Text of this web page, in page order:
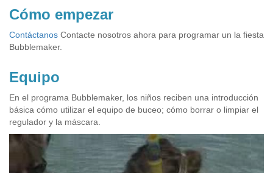
Cómo empezar
Contáctanos Contacte nosotros ahora para programar un la fiesta
Bubblemaker.
Equipo
En el programa Bubblemaker, los niños reciben una introducción
básica cómo utilizar el equipo de buceo; cómo borrar o limpiar el
regulador y la máscara.